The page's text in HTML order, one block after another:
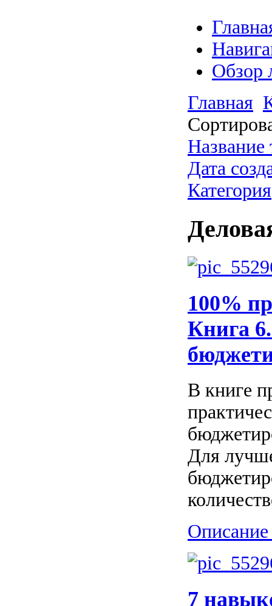
Обзор
Главная
Название
Дата
Категория
100%
Книга
В книге
Для
Описание
7